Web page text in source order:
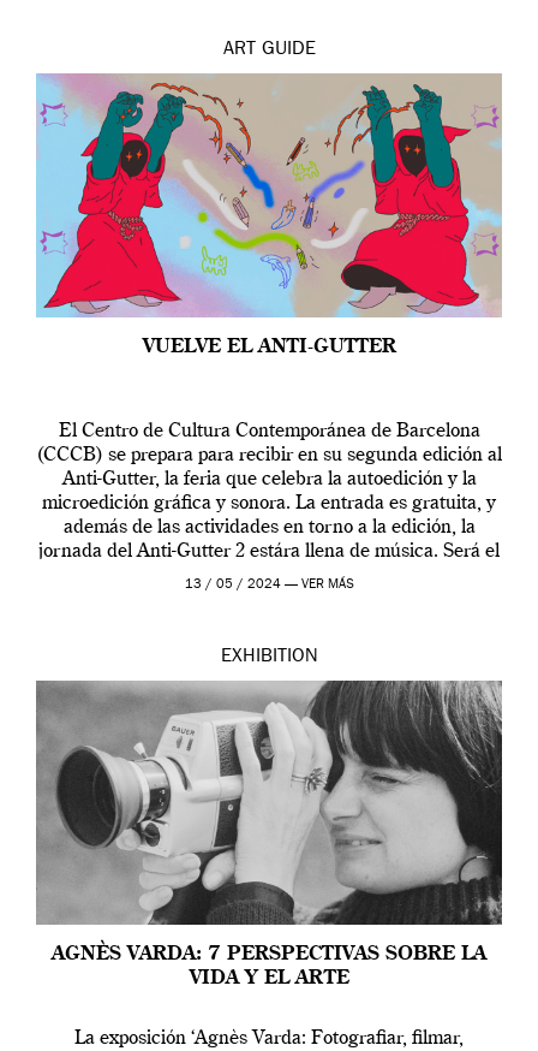
ART GUIDE
VUELVE EL ANTI-GUTTER
El Centro de Cultura Contemporánea de Barcelona
(CCCB) se prepara para recibir en su segunda edición al
Anti-Gutter, la feria que celebra la autoedición y la
microedición gráfica y sonora. La entrada es gratuita, y
además de las actividades en torno a la edición, la
jornada del Anti-Gutter 2 estára llena de música. Será el
[…]
13 / 05 / 2024 — VER MÁS
EXHIBITION
AGNÈS VARDA: 7 PERSPECTIVAS SOBRE LA
VIDA Y EL ARTE
La exposición ‘Agnès Varda: Fotografiar, filmar,